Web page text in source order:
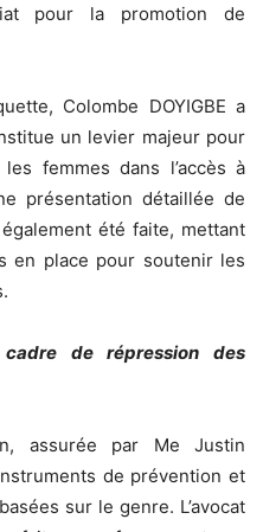
pour la promotion de
Colombe DOYIGBE a
un levier majeur pour
femmes dans l’accès à
présentation détaillée de
été faite, mettant
en place pour soutenir les
de répression des
assurée par Me Justin
de prévention et
sur le genre. L’avocat